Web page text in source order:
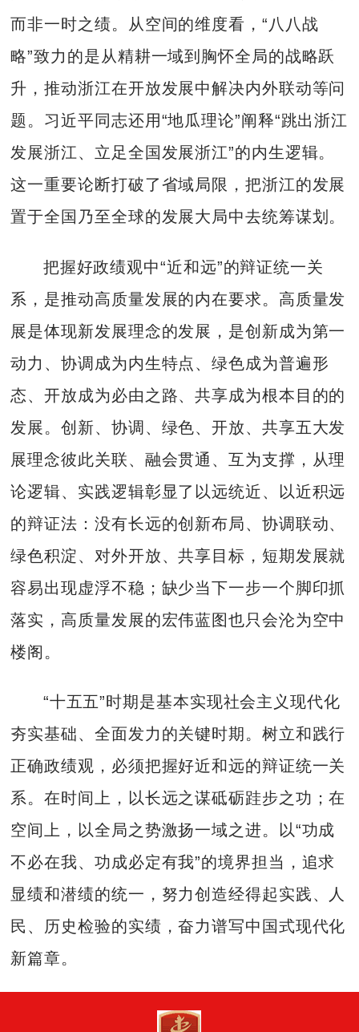
而非一时之绩。从空间的维度看，“八八战
略”致力的是从精耕一域到胸怀全局的战略跃
升，推动浙江在开放发展中解决内外联动等问
题。习近平同志还用“地瓜理论”阐释“跳出浙江
发展浙江、立足全国发展浙江”的内生逻辑。
这一重要论断打破了省域局限，把浙江的发展
置于全国乃至全球的发展大局中去统筹谋划。
把握好政绩观中“近和远”的辩证统一关
系，是推动高质量发展的内在要求。高质量发
展是体现新发展理念的发展，是创新成为第一
动力、协调成为内生特点、绿色成为普遍形
态、开放成为必由之路、共享成为根本目的的
发展。创新、协调、绿色、开放、共享五大发
展理念彼此关联、融会贯通、互为支撑，从理
论逻辑、实践逻辑彰显了以远统近、以近积远
的辩证法：没有长远的创新布局、协调联动、
绿色积淀、对外开放、共享目标，短期发展就
容易出现虚浮不稳；缺少当下一步一个脚印抓
落实，高质量发展的宏伟蓝图也只会沦为空中
楼阁。
“十五五”时期是基本实现社会主义现代化
夯实基础、全面发力的关键时期。树立和践行
正确政绩观，必须把握好近和远的辩证统一关
系。在时间上，以长远之谋砥砺跬步之功；在
空间上，以全局之势激扬一域之进。以“功成
不必在我、功成必定有我”的境界担当，追求
显绩和潜绩的统一，努力创造经得起实践、人
民、历史检验的实绩，奋力谱写中国式现代化
新篇章。